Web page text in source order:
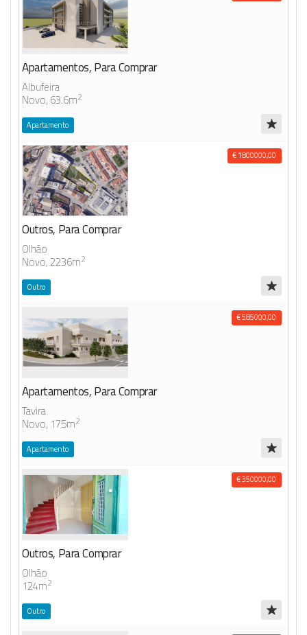
Apartamentos, Para Comprar
Albufeira
Novo, 63.6m2
Apartamento
Outros, Para Comprar
Olhão
Novo, 2236m2
Outro
€ 1800000,00
Apartamentos, Para Comprar
Tavira
Novo, 175m2
Apartamento
€ 585000,00
Outros, Para Comprar
Olhão
124m2
Outro
€ 350000,00